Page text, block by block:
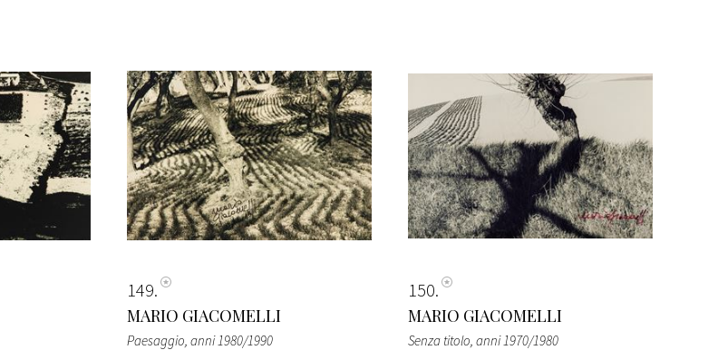
149
MARIO GIACOMELLI
Paesaggio, anni 1980/1990
150
MARIO GIACOMELLI
Senza titolo, anni 1970/1980